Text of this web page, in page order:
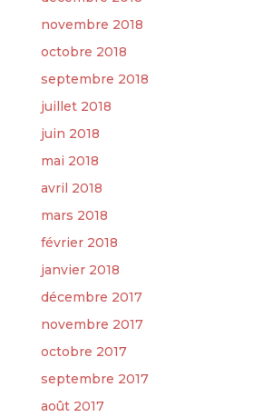
novembre 2018
octobre 2018
septembre 2018
juillet 2018
juin 2018
mai 2018
avril 2018
mars 2018
février 2018
janvier 2018
décembre 2017
novembre 2017
octobre 2017
septembre 2017
août 2017